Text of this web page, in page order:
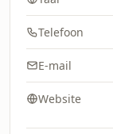
Telefoon
E-mail
Website